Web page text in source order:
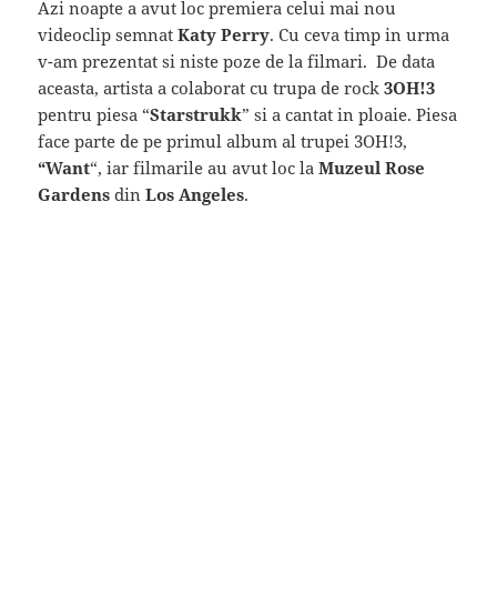
Azi noapte a avut loc premiera celui mai nou
videoclip semnatKaty Perry. Cu ceva timp in urma
v-am prezentat si niste poze de la filmari. De data
aceasta, artista a colaborat cu trupa de rock3OH!3
pentru piesa “Starstrukk” si a cantat in ploaie. Piesa
face parte de pe primul album al trupei 3OH!3,
“Want“, iar filmarile au avut loc laMuzeul Rose
GardensdinLos Angeles.